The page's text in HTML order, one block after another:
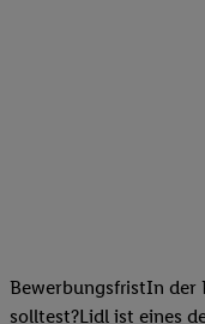
BewerbungsfristIn der
solltest?Lidl ist eines